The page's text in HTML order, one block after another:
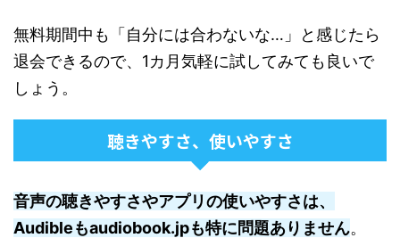
無料期間中も「自分には合わないな…」と感じたら
退会できるので、1カ月気軽に試してみても良いで
しょう。
聴きやすさ、使いやすさ
音声の聴きやすさやアプリの使いやすさは、
Audibleもaudiobook.jpも特に問題ありません。